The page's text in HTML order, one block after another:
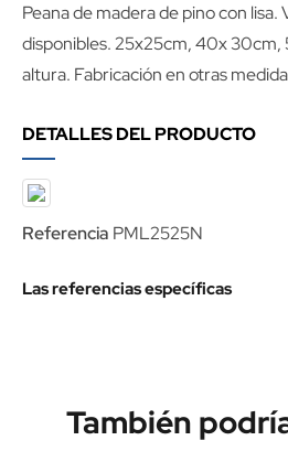
Peana de madera de pino con lisa.
disponibles. 25x25cm, 40x 30cm,
altura. Fabricación en otras
DETALLES DEL PRODUCTO
Referencia PML2525N
Las referencias específicas
También